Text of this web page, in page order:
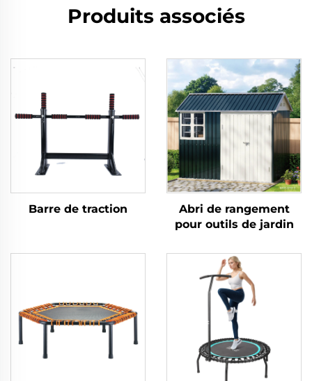
Produits associés
Barre de traction
Abri de rangement
pour outils de jardin